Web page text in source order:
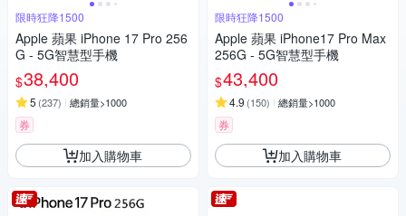
限時狂降1500
Apple 蘋果 iPhone 17 Pro 256
G - 5G智慧型手機
$38,400
5 (237) 總銷量>1000
券
加入購物車
限時狂降1500
Apple 蘋果 iPhone17 Pro Max
256G - 5G智慧型手機
$43,400
4.9 (150) 總銷量>1000
券
加入購物車